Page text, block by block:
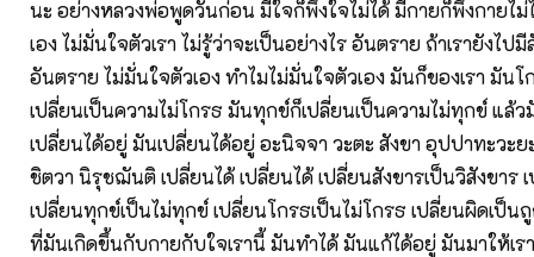
นะ อย่างหลวงพ่อพูดวันก่อน มีใจก็พึ่งใจไม่ได้ มีกายก็พึ่งกายไ
เอง ไม่มั่นใจตัวเรา ไม่รู้ว่าจะเป็นอย่างไร อันตราย ถ้าเรายังไ
อันตราย ไม่มั่นใจตัวเอง ทำไมไม่มั่นใจตัวเอง มันก็ของเรา มันโ
เปลี่ยนเป็นความไม่โกรธ มันทุกข์ก็เปลี่ยนเป็นความไม่ทุกข์ แล้
เปลี่ยนได้อยู่ มันเปลี่ยนได้อยู่ อะนิจจา วะตะ สังขา อุปปาทะวะ
ชิตวา นิรุชฌันติ เปลี่ยนได้ เปลี่ยนได้ เปลี่ยนสังขารเป็นวิสังขาร
เปลี่ยนทุกข์เป็นไม่ทุกข์ เปลี่ยนโกรธเป็นไม่โกรธ เปลี่ยนผิดเป็น
ที่มันเกิดขึ้นกับกายกับใจเรานี้ มันทำได้ มันแก้ได้อยู่ มันมาให้เร